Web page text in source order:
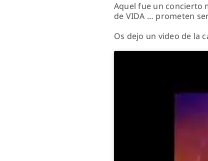
Aquel fue un concierto
de VIDA … prometen
Os dejo un video de la